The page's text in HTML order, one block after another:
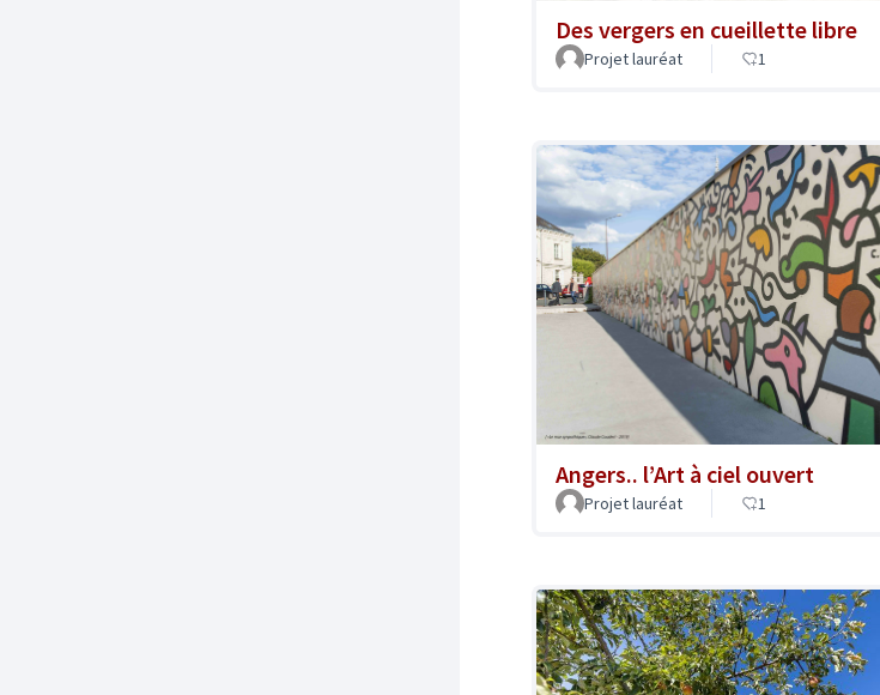
Des vergers en cueillette libre
Projet lauréat 1
Angers.. l’Art à ciel ouvert
Projet lauréat 1